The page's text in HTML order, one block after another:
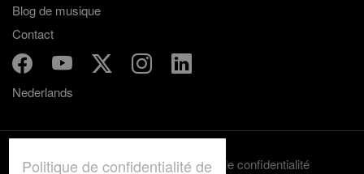
Blog de musique
Contact
Nederlands
Termes et conditions Politique de confidentialité
Politique de confidentialité de